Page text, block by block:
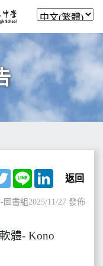
TwitterLine LinkedIn
返回
圖書組2025/11/27 發佈
體- Kono